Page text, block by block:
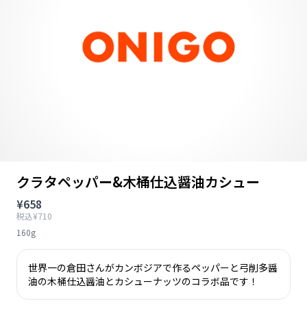
クラタペッパー&木桶仕込醤油カシュー
¥658
税込¥710
160g
世界一の倉田さんがカンボジアで作るペッパーと弓削多醤
油の木桶仕込醤油とカシューナッツのコラボ品です！